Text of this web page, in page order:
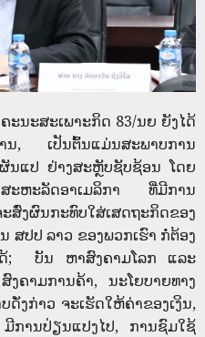
ນະສະເພາະກິດ 83/ນຍ ຍັງໄດ້
ານ, ເປັນຕົ້ນແມ່ນສະພາບການ
ນແປ ຢ່າງສະຫຼັບຊັບຊ້ອນ ໂດຍ
ສະຫະລັດອາເມລິກາ ທີ່ມີການ
ສົ່ງຜົນກະທົບໃສ່ເສດຖະກິດຂອງ
ສປປ ລາວ ຂອງພວກເຮົາ ກໍ່ຕ້ອງ
ດ້; ບັນ ຫາສົງຄາມໂລກ ແລະ
ຄາມການຄ້າ, ນະໂຍບາຍທາງ
ງກ່າວ ຈະເຮັດໃຫ້ຄ່າຂອງເງິນ,
ການປ່ຽນແປງໄປ, ການຊົມໃຊ້